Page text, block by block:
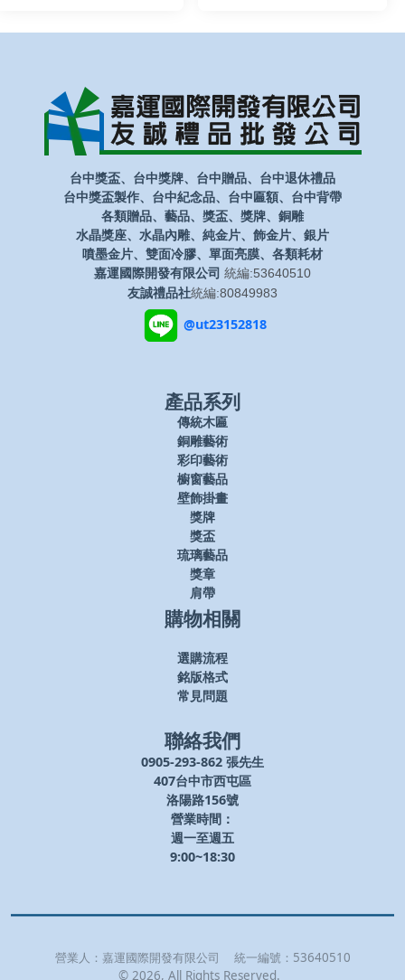
台中獎盃、台中獎牌、台中贈品、台中退休禮品
台中獎盃製作、台中紀念品、台中匾額、台中背帶
各類贈品、藝品、獎盃、獎牌、銅雕
水晶獎座、水晶內雕、純金片、飾金片、銀片
噴墨金片、雙面冷膠、單面亮膜、各類耗材
嘉運國際開發有限公司 統編:53640510
友誠禮品社統編:80849983
@ut23152818
產品系列
傳統木匾
銅雕藝術
彩印藝術
櫥窗藝品
壁飾掛畫
獎牌
獎盃
琉璃藝品
獎章
肩帶
購物相關
選購流程
銘版格式
常見問題
聯絡我們
0905-293-862 張先生
407台中市西屯區
洛陽路156號
營業時間：
週一至週五
9:00~18:30
營業人： 嘉運國際開發有限公司 統一編號： 53640510
© 2026, All Rights Reserved.